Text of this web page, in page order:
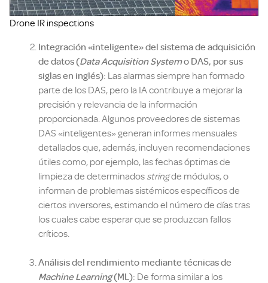
Drone IR inspections
Integración «inteligente» del sistema de adquisición
de datos (Data Acquisition Systemo DAS, por sus
siglas en inglés): Las alarmas siempre han formado
parte de los DAS, pero la IA contribuye a mejorar la
precisión y relevancia de la información
proporcionada. Algunos proveedores de sistemas
DAS «inteligentes» generan informes mensuales
detallados que, además, incluyen recomendaciones
útiles como, por ejemplo, las fechas óptimas de
limpieza de determinados stringde módulos, o
informan de problemas sistémicos específicos de
ciertos inversores, estimando el número de días tras
los cuales cabe esperar que se produzcan fallos
críticos.
Análisis del rendimiento mediante técnicas de
Machine Learning(ML): De forma similar a los